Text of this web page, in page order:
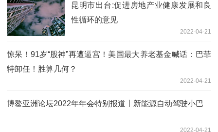
昆明市出台:促进房地产业健康发展和良
性循环的意见
2022-04-21
惊呆！91岁“股神”再遭逼宫！美国最大养老基金喊话：巴菲
特卸任！胜算几何？
2022-04-21
博鳌亚洲论坛2022年年会特别报道丨新能源自动驾驶小巴
2022-04-21